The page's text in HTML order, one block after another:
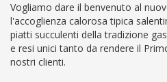
Vogliamo dare il benvenuto al
l'accoglienza calorosatipica
piatti succulenti della tradizione
e resi unici tanto da rendere il
nostri clienti.